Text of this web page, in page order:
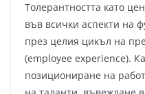
Толерантността като
във всички аспекти на
през целия цикъл на
(employee experience).
позициониране на